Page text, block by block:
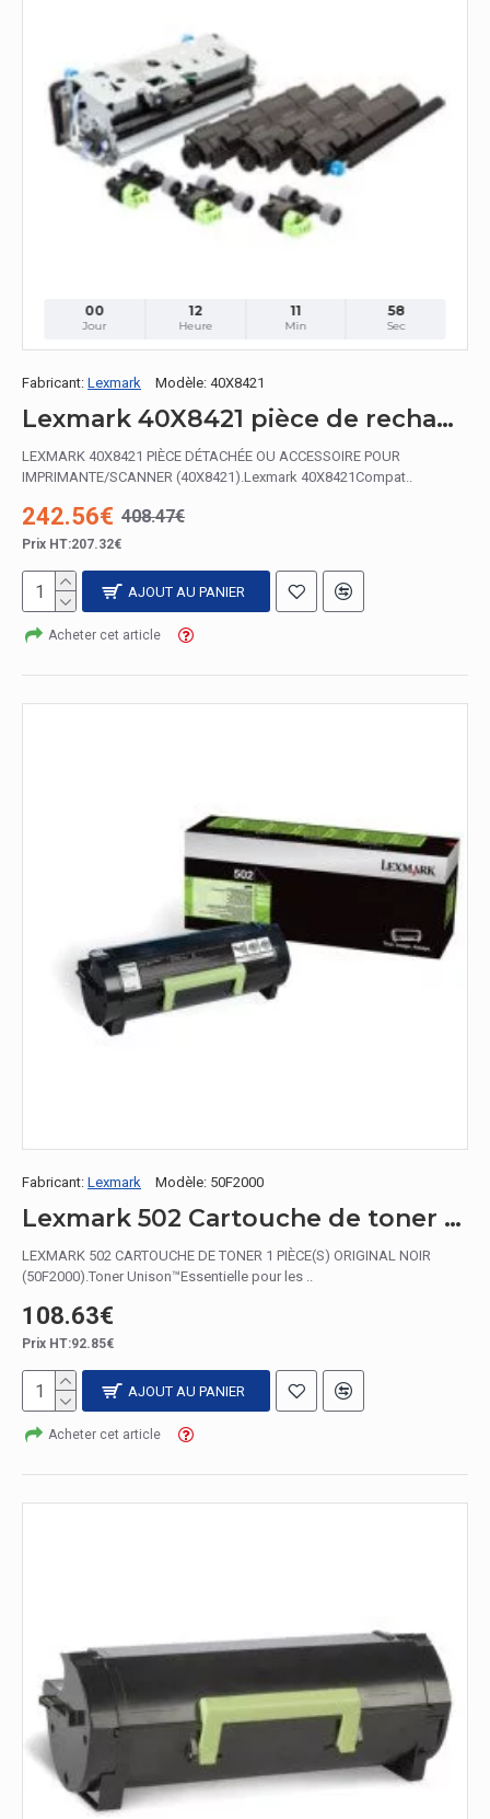
00
Jour
12
Heure
11
Min
57
Sec
Fabricant: Lexmark Modèle: 40X8421
Lexmark 40X8421 pièce de rechange pour équipement d'impression
LEXMARK 40X8421 PIÈCE DÉTACHÉE OU ACCESSOIRE POUR
IMPRIMANTE/SCANNER (40X8421).Lexmark 40X8421Compat..
242.56€ 408.47€
Prix HT:207.32€
AJOUT AU PANIER
Acheter cet article
Fabricant: Lexmark Modèle: 50F2000
Lexmark 502 Cartouche de toner 1 pièce(s) Original Noir
LEXMARK 502 CARTOUCHE DE TONER 1 PIÈCE(S) ORIGINAL NOIR
(50F2000).Toner Unison™Essentielle pour les ..
108.63€
Prix HT:92.85€
AJOUT AU PANIER
Acheter cet article